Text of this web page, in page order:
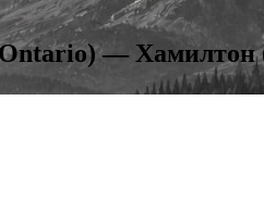
— Хамилтон